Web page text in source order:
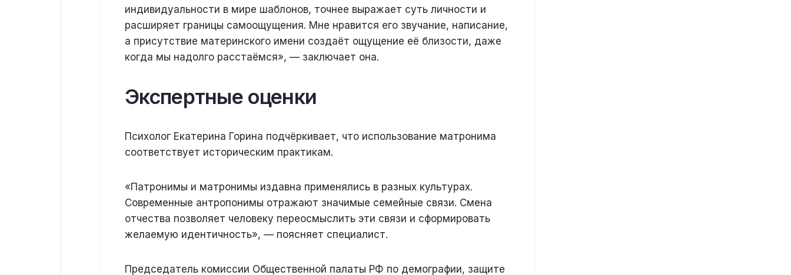
индивидуальности в мире шаблонов, точнее выражает суть личности и
расширяет границы самоощущения. Мне нравится его звучание, написание,
а присутствие материнского имени создаёт ощущение её близости, даже
когда мы надолго расстаёмся», — заключает она.
Экспертные оценки
Психолог Екатерина Горина подчёркивает, что использование матронима
соответствует историческим практикам.
«Патронимы и матронимы издавна применялись в разных культурах.
Современные антропонимы отражают значимые семейные связи. Смена
отчества позволяет человеку переосмыслить эти связи и сформировать
желаемую идентичность», — поясняет специалист.
Председатель комиссии Общественной палаты РФ по демографии, защите